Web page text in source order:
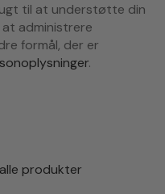
til at understøtte din
administrere
formål, der er
.
produkter